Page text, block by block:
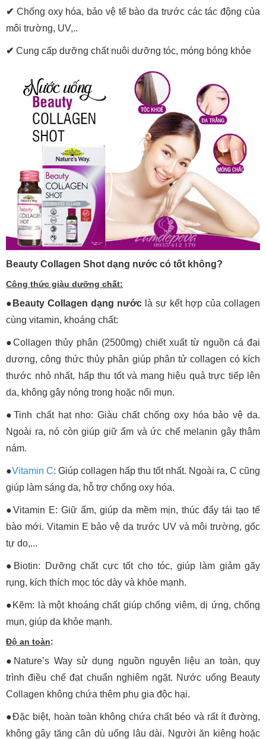
✔ Chống oxy hóa, bảo vệ tế bào da trước các tác động của
môi trường, UV,..
✔ Cung cấp dưỡng chất nuôi dưỡng tóc, móng bóng khỏe
Beauty Collagen Shot dạng nước có tốt không?
Công thức giàu dưỡng chất:
● Beauty Collagen dạng nước là sự kết hợp của collagen
cùng vitamin, khoáng chất:
●Collagen thủy phân (2500mg) chiết xuất từ nguồn cá đại
dương, công thức thủy phân giúp phân tử collagen có kích
thước nhỏ nhất, hấp thu tốt và mang hiệu quả trực tiếp lên
da, không gây nóng trong hoặc nổi mụn.
●Tinh chất hạt nho: Giàu chất chống oxy hóa bảo vệ da.
Ngoài ra, nó còn giúp giữ ẩm và ức chế melanin gây thâm
nám.
●Vitamin C: Giúp collagen hấp thu tốt nhất. Ngoài ra, C cũng
giúp làm sáng da, hỗ trợ chống oxy hóa.
●Vitamin E: Giữ ẩm, giúp da mềm mịn, thúc đẩy tái tạo tế
bào mới. Vitamin E bảo vệ da trước UV và môi trường, gốc
tự do,...
●Biotin: Dưỡng chất cực tốt cho tóc, giúp làm giảm gãy
rụng, kích thích mọc tóc dày và khỏe mạnh.
●Kẽm: là một khoáng chất giúp chống viêm, dị ứng, chống
mụn, giúp da khỏe mạnh.
Độ an toàn:
●Nature’s Way sử dụng nguồn nguyên liệu an toàn, quy
trình điều chế đạt chuẩn nghiêm ngặt. Nước uống Beauty
Collagen không chứa thêm phụ gia độc hại.
●Đặc biệt, hoàn toàn không chứa chất béo và rất ít đường,
không gây tăng cân dù uống lâu dài. Người ăn kiêng hoặc